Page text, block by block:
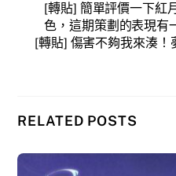
[轉貼] 簡單評價一下紅
色，這期策劃的表現有
[轉貼] 傷害不夠我來湊
RELATED POSTS